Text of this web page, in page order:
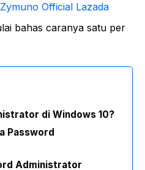
Zymuno Official Lazada
bahas caranya satu per
di Windows 10?
Password
Administrator